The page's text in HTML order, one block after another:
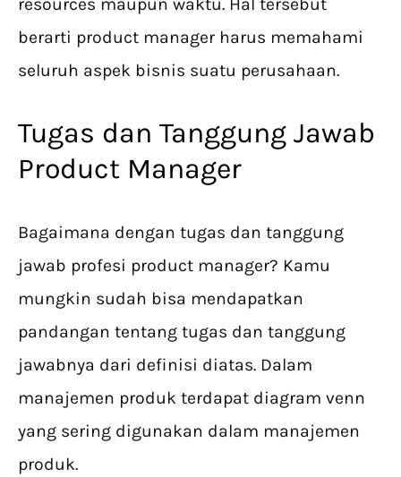
berarti product manager harus memahami
seluruh aspek bisnis suatu perusahaan.
Tugas dan Tanggung Jawab
Product Manager
Bagaimana dengan tugas dan tanggung
jawab profesi product manager? Kamu
mungkin sudah bisa mendapatkan
pandangan tentang tugas dan tanggung
jawabnya dari definisi diatas. Dalam
manajemen produk terdapat diagram venn
yang sering digunakan dalam manajemen
produk.